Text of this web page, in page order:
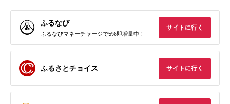
ふるなび
ふるなびマネーチャージで5%即増量中！
サイトに行く
ふるさとチョイス サイトに行く